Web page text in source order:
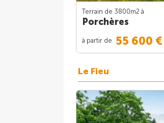
Terrain de 3800m2 à
Porchères
à partir de 55 600 €
Le Fieu